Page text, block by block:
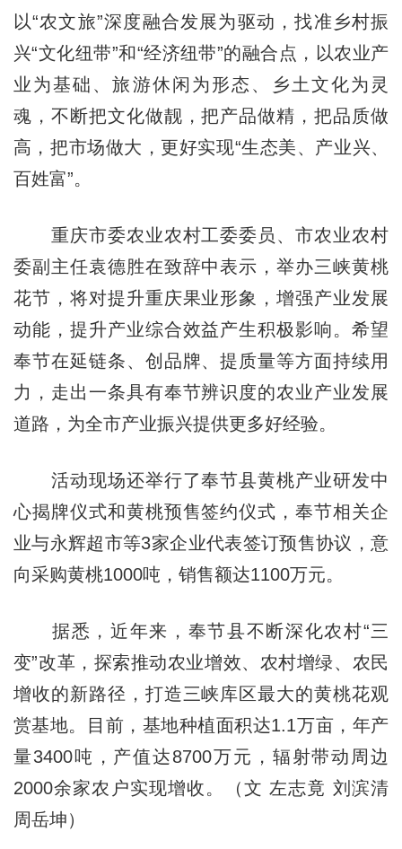
以“农文旅”深度融合发展为驱动，找准乡村振
兴“文化纽带”和“经济纽带”的融合点，以农业产
业为基础、旅游休闲为形态、乡土文化为灵
魂，不断把文化做靓，把产品做精，把品质做
高，把市场做大，更好实现“生态美、产业兴、
百姓富”。
重庆市委农业农村工委委员、市农业农村
委副主任袁德胜在致辞中表示，举办三峡黄桃
花节，将对提升重庆果业形象，增强产业发展
动能，提升产业综合效益产生积极影响。希望
奉节在延链条、创品牌、提质量等方面持续用
力，走出一条具有奉节辨识度的农业产业发展
道路，为全市产业振兴提供更多好经验。
活动现场还举行了奉节县黄桃产业研发中
心揭牌仪式和黄桃预售签约仪式，奉节相关企
业与永辉超市等3家企业代表签订预售协议，意
向采购黄桃1000吨，销售额达1100万元。
据悉，近年来，奉节县不断深化农村“三
变”改革，探索推动农业增效、农村增绿、农民
增收的新路径，打造三峡库区最大的黄桃花观
赏基地。目前，基地种植面积达1.1万亩，年产
量3400吨，产值达8700万元，辐射带动周边
2000余家农户实现增收。（文 左志竟 刘滨清
周岳坤）